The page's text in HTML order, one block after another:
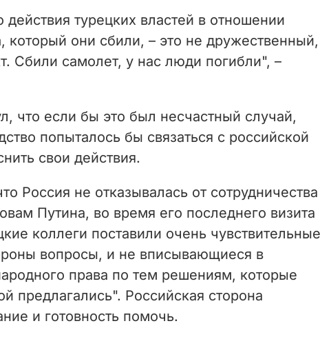
i
d
o
турецких властей в отношении
который они сбили, – это не дружественный,
Сбили самолет, у нас люди погибли", –
что если бы это был несчастный случай,
попыталось бы связаться с российской
свои действия.
Россия не отказывалась от сотрудничества
Путина, во время его последнего визита
коллеги поставили очень чувствительные
вопросы, и не вписывающиеся в
права по тем решениям, которые
предлагались". Российская сторона
и готовность помочь.